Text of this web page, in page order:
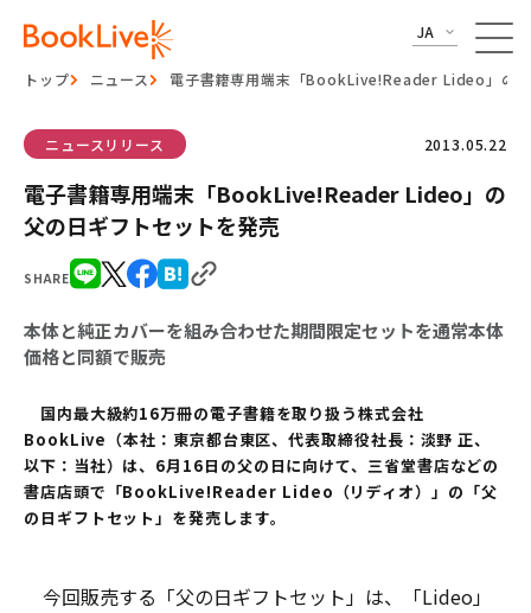
JA
トップ ニュース 電子書籍専用端末「BookLive!Reader Lideo」の
SHARE
ニュースリリース 2013.05.22
電子書籍専用端末「BookLive!Reader Lideo」の
父の日ギフトセットを発売
本体と純正カバーを組み合わせた期間限定セットを通常本体
価格と同額で販売
国内最大級約16万冊の電子書籍を取り扱う株式会社
BookLive（本社：東京都台東区、代表取締役社長：淡野 正、
以下：当社）は、6月16日の父の日に向けて、三省堂書店などの
書店店頭で「BookLive!Reader Lideo（リディオ）」の「父
の日ギフトセット」を発売します。
今回販売する「父の日ギフトセット」は、「Lideo」